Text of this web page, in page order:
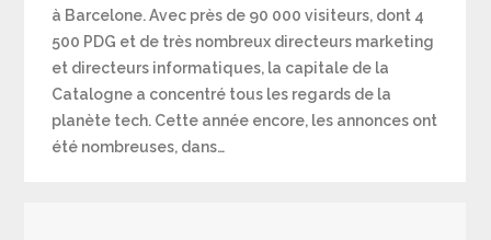
à Barcelone. Avec près de 90 000 visiteurs, dont 4
500 PDG et de très nombreux directeurs marketing
et directeurs informatiques, la capitale de la
Catalogne a concentré tous les regards de la
planète tech. Cette année encore, les annonces ont
été nombreuses, dans…